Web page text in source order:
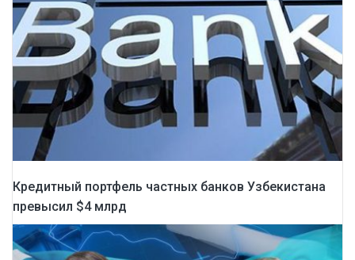
Кредитный портфель частных банков Узбекистана
превысил $4 млрд